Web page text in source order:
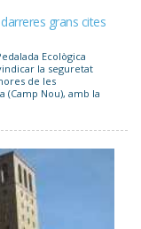
grans cites
Ecològica
la seguretat
de les
(Camp Nou), amb la